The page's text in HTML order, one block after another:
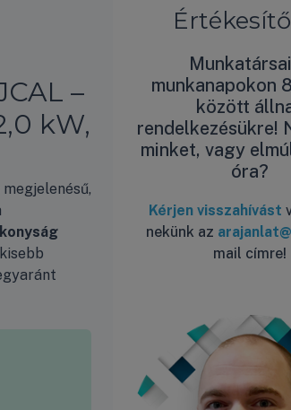
munkanapokon
között
rendelkezésükre!
minket, vagy
óra?
Kérjen visszahívást
nekünk az
mail címre!
–
kW,